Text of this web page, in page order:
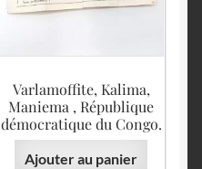
Varlamoffite, Kalima,
Maniema , République
démocratique du Congo.
Ajouter au panier